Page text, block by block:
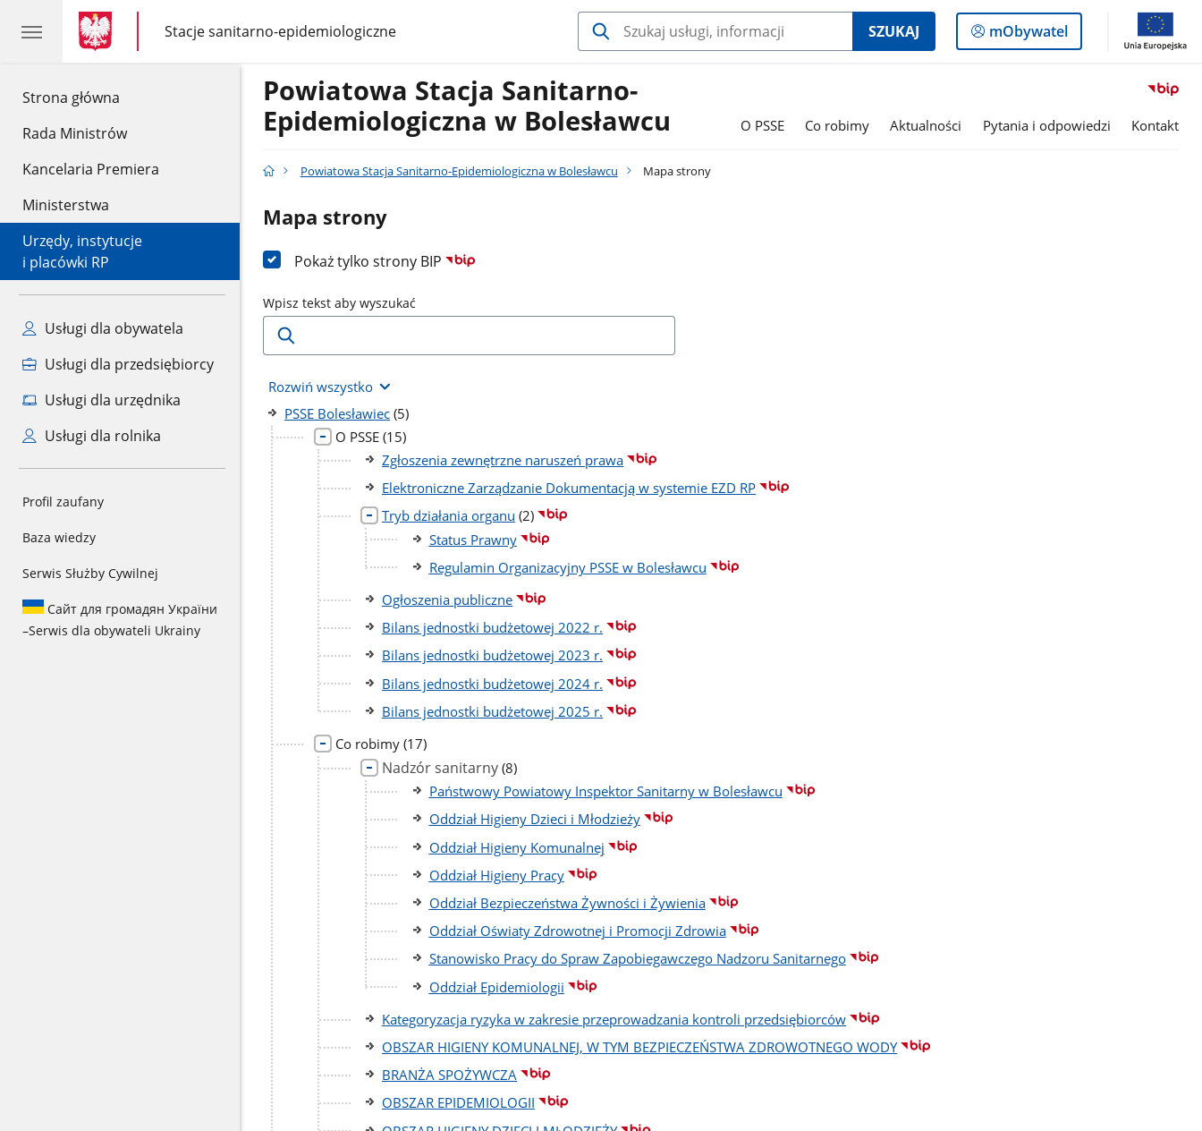
Strona główna
Rada Ministrów
Kancelaria Premiera
Ministerstwa
Urzędy, instytucje
i placówki RP
Usługi dla obywatela
Usługi dla przedsiębiorcy
Usługi dla urzędnika
Usługi dla rolnika
Profil zaufany
Baza wiedzy
Serwis Służby Cywilnej
Сайт для громадян України
–Serwis dla obywateli Ukrainy
gov.pl
gov.pl
Stacje sanitarno-epidemiologiczne
gov.pl
Stacje
sanitarno-
epidemiologiczne
SZUKAJ
Logowanie
do
mObywatel
Powiatowa Stacja Sanitarno-
Epidemiologiczna w Bolesławcu
O PSSE Co robimy Aktualności Pytania i odpowiedzi Kontakt
Powiatowa Stacja Sanitarno-Epidemiologiczna w Bolesławcu Mapa strony
Mapa strony
Pokaż tylko strony BIP
Wpisz tekst aby wyszukać
Rozwiń wszystko
PSSE Bolesławiec liczba
podstron
(5)
O PSSE liczba
podstron
(15)
Zgłoszenia zewnętrzne naruszeń prawa
Elektroniczne Zarządzanie Dokumentacją w systemie EZD RP
Tryb działania organu liczba
podstron
(2)
Status Prawny
Regulamin Organizacyjny PSSE w Bolesławcu
Ogłoszenia publiczne
Bilans jednostki budżetowej 2022 r.
Bilans jednostki budżetowej 2023 r.
Bilans jednostki budżetowej 2024 r.
Bilans jednostki budżetowej 2025 r.
Co robimy liczba
podstron
(17)
Nadzór sanitarny liczba
podstron
(8)
Państwowy Powiatowy Inspektor Sanitarny w Bolesławcu
Oddział Higieny Dzieci i Młodzieży
Oddział Higieny Komunalnej
Oddział Higieny Pracy
Oddział Bezpieczeństwa Żywności i Żywienia
Oddział Oświaty Zdrowotnej i Promocji Zdrowia
Stanowisko Pracy do Spraw Zapobiegawczego Nadzoru Sanitarnego
Oddział Epidemiologii
Kategoryzacja ryzyka w zakresie przeprowadzania kontroli przedsiębiorców
OBSZAR HIGIENY KOMUNALNEJ, W TYM BEZPIECZEŃSTWA ZDROWOTNEGO WODY
BRANŻA SPOŻYWCZA
OBSZAR EPIDEMIOLOGII